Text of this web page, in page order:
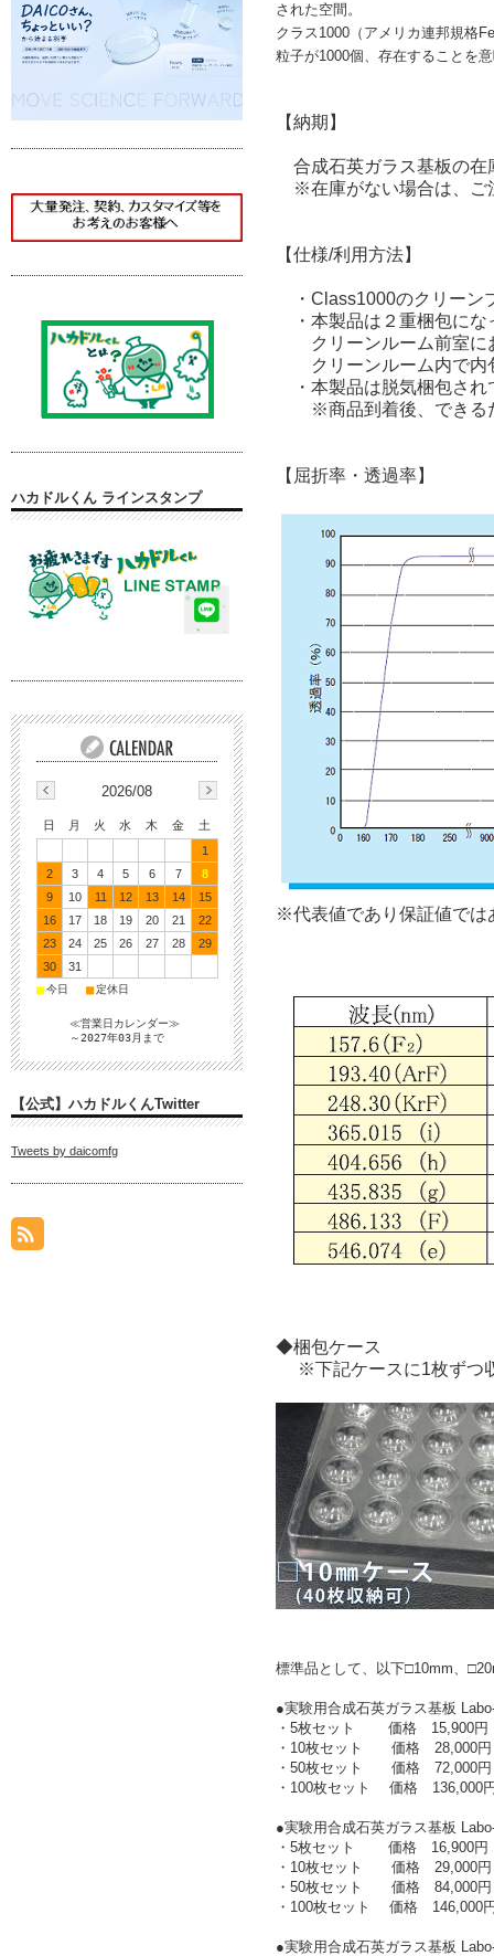
された空間。
クラス1000（アメリカ連邦規格
粒子が1000個、存在することを
【納期】
合成石英ガラス基板の
※在庫がない場合は、ご
【仕様/利用方法】
・Class1000のクリーン
・本製品は２重梱包にな
クリーンルーム前室に
クリーンルーム内で内
・本製品は脱気梱包され
※商品到着後、できるだ
【屈折率・透過率】
※代表値であり保証値では
◆梱包ケース
※下記ケースに1枚ずつ
標準品として、以下□10mm、
●実験用合成石英ガラス基板
・5枚セット 価格 15,900円
・10枚セット 価格 28,000円
・50枚セット 価格 72,000円
・100枚セット 価格 136,000
●実験用合成石英ガラス基板
・5枚セット 価格 16,900円
・10枚セット 価格 29,000円
・50枚セット 価格 84,000円
・100枚セット 価格 146,000
●実験用合成石英ガラス基板
ハカドルくん ラインスタンプ
2026/08
日 月 火 水 木 金
土
1
2
3 4 5 6 7
8
9
10 11 12 13 14
15
16
17 18 19 20 21
22
23
24 25 26 27 28
29
30
31
■今日 ■定休日
≪営業日カレンダー≫
～2027年03月まで
【公式】ハカドルくんTwitter
Tweets by daicomfg